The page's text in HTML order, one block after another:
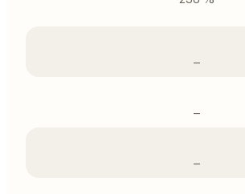
–
–
–